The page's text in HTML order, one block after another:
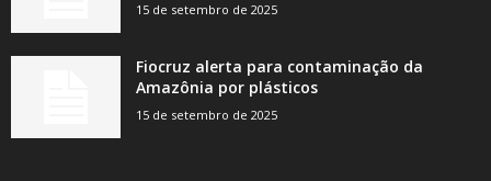
15 de setembro de 2025
Fiocruz alerta para contaminação da
Amazônia por plásticos
15 de setembro de 2025